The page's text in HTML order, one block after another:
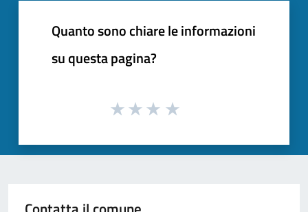
Quanto sono chiare le informazioni
su questa pagina?